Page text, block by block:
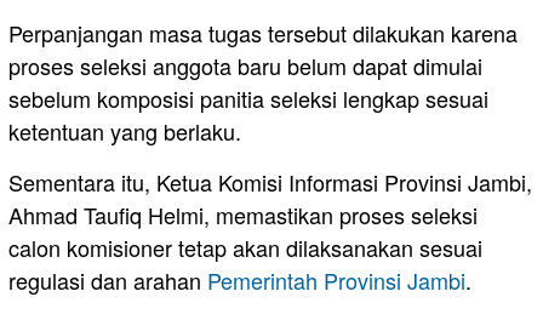
Perpanjangan masa tugas tersebut dilakukan karena
proses seleksi anggota baru belum dapat dimulai
sebelum komposisi panitia seleksi lengkap sesuai
ketentuan yang berlaku.
Sementara itu, Ketua Komisi Informasi Provinsi Jambi,
Ahmad Taufiq Helmi, memastikan proses seleksi
calon komisioner tetap akan dilaksanakan sesuai
regulasi dan arahan Pemerintah Provinsi Jambi.